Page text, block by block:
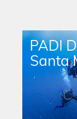
PADI
Santa